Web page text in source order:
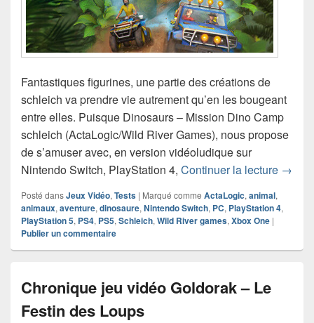
Fantastiques figurines, une partie des créations de
schleich va prendre vie autrement qu’en les bougeant
entre elles. Puisque Dinosaurs – Mission Dino Camp
schleich (ActaLogic/Wild River Games), nous propose
de s’amuser avec, en version vidéoludique sur
Nintendo Switch, PlayStation 4, Continuer la lecture →
Posté dansJeux Vidéo,Tests | Marqué comme ActaLogic,animal,
animaux,aventure,dinosaure,Nintendo Switch, PC, PlayStation 4,
PlayStation 5, PS4, PS5,Schleich,Wild River games,Xbox One |
Publier un commentaire
Chronique jeu vidéo Goldorak – Le
Festin des Loups